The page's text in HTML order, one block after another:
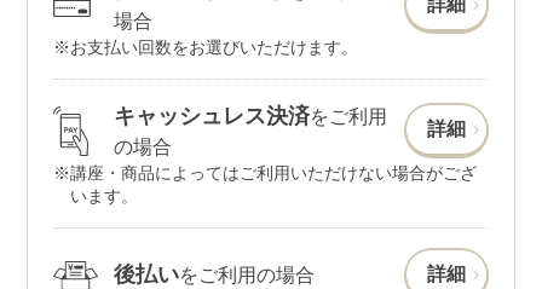
場合
お支払い回数をお選びいただけます。
キャッシュレス決済をご利用
の場合
詳細
講座・商品によってはご利用いただけない場合がござ
います。
後払いをご利用の場合 詳細